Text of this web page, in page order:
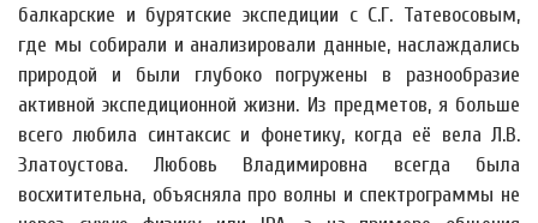
балкарские и бурятские экспедиции с С.Г. Татевосовым,
где мы собирали и анализировали данные, наслаждались
природой и были глубоко погружены в разнообразие
активной экспедиционной жизни. Из предметов, я больше
всего любила синтаксис и фонетику, когда её вела Л.В.
Златоустова. Любовь Владимировна всегда была
восхитительна, объясняла про волны и спектрограммы не